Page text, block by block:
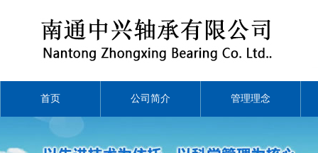
首页 公司简介 管理理念